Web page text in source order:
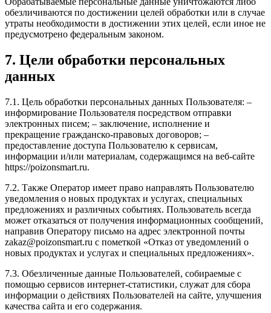
обезличиваются по достижении целей обработки или в случае
утраты необходимости в достижении этих целей, если иное не
предусмотрено федеральным законом.
7. Цели обработки персональных
данных
7.1. Цель обработки персональных данных Пользователя: –
информирование Пользователя посредством отправки
электронных писем; – заключение, исполнение и
прекращение гражданско-правовых договоров; –
предоставление доступа Пользователю к сервисам,
информации и/или материалам, содержащимся на веб-сайте
https://poizonsmart.ru.
7.2. Также Оператор имеет право направлять Пользователю
уведомления о новых продуктах и услугах, специальных
предложениях и различных событиях. Пользователь всегда
может отказаться от получения информационных сообщений,
направив Оператору письмо на адрес электронной почты
zakaz@poizonsmart.ru с пометкой «Отказ от уведомлений о
новых продуктах и услугах и специальных предложениях».
7.3. Обезличенные данные Пользователей, собираемые с
помощью сервисов интернет-статистики, служат для сбора
информации о действиях Пользователей на сайте, улучшения
качества сайта и его содержания.